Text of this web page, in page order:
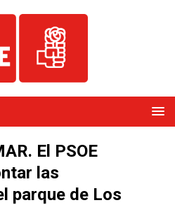
El PSOE
las
parque de Los